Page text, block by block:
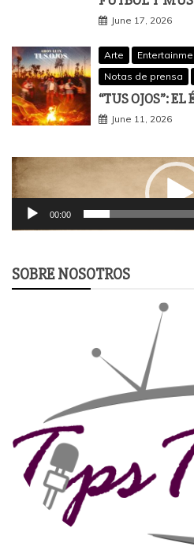
June 17, 2026
Arte
Notas de prensa
“TUS OJOS”:
June 11, 2026
Video
Player
00:00
SOBRE NOSOTROS